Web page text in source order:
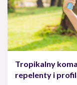
Tropikalny
repelenty i